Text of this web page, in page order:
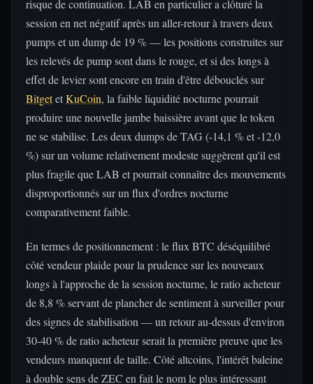
risque de continuation. LAB en particulier a clôturé la
session en net négatif après un aller-retour à travers deux
pumps et un dump de 19 % — les positions construites sur
les relevés de pump sont dans le rouge, et si des longs à
effet de levier sont encore en train d'être débouclés sur
BitgetetKuCoin, la faible liquidité nocturne pourrait
produire une nouvelle jambe baissière avant que le token
ne se stabilise. Les deux dumps de TAG (-14,1 % et -12,0
%) sur un volume relativement modeste suggèrent qu'il est
plus fragile que LAB et pourrait connaître des mouvements
disproportionnés sur un flux d'ordres nocturne
comparativement faible.
En termes de positionnement : le flux BTC déséquilibré
côté vendeur plaide pour la prudence sur les nouveaux
longs à l'approche de la session nocturne, le ratio acheteur
de 8,8 % servant de plancher de sentiment à surveiller pour
des signes de stabilisation — un retour au-dessus d'environ
30-40 % de ratio acheteur serait la première preuve que les
vendeurs manquent de taille. Côté altcoins, l'intérêt baleine
à double sens de ZEC en fait le nom le plus intéressant